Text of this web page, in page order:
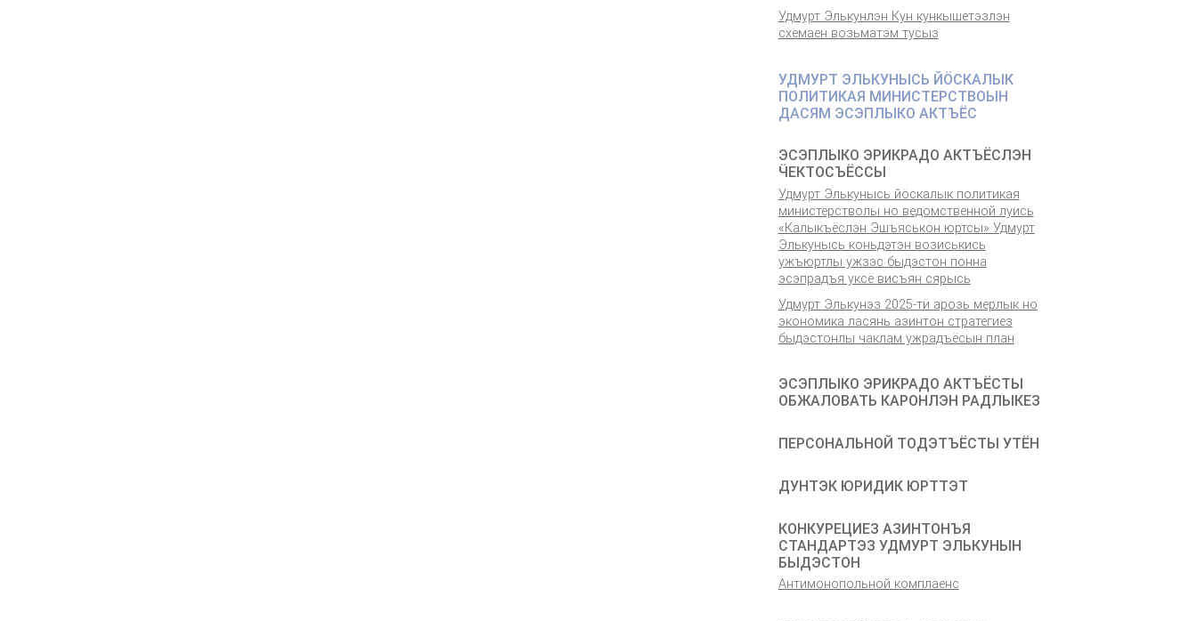
Удмурт Элькунлэн Кун кункышетэзлэн
схемаен возьматэм тусыз
УДМУРТ ЭЛЬКУНЫСЬ ЙÖСКАЛЫК
ПОЛИТИКАЯ МИНИСТЕРСТВОЫН
ДАСЯМ ЭСЭПЛЫКО АКТЪЁС
ЭСЭПЛЫКО ЭРИКРАДО АКТЪЁСЛЭН
ӴЕКТОСЪЁССЫ
Удмурт Элькунысь йӧскалык политикая
министерстволы но ведомственной луись
«Калыкъёслэн Эшъяськон юртсы» Удмурт
Элькунысь коньдэтэн возиськись
ужъюртлы ужзэс быдэстон понна
эсэпрадъя уксё висъян сярысь
Удмурт Элькунэз 2025-тӥ арозь мерлык но
экономика ласянь азинтон стратегиез
быдэстонлы чаклам ужрадъёсын план
ЭСЭПЛЫКО ЭРИКРАДО АКТЪЁСТЫ
ОБЖАЛОВАТЬ КАРОНЛЭН РАДЛЫКЕЗ
ПЕРСОНАЛЬНОЙ ТОДЭТЪЁСТЫ УТЁН
ДУНТЭК ЮРИДИК ЮРТТЭТ
КОНКУРЕЦИЕЗ АЗИНТОНЪЯ
СТАНДАРТЭЗ УДМУРТ ЭЛЬКУНЫН
БЫДЭСТОН
Антимонопольной комплаенс